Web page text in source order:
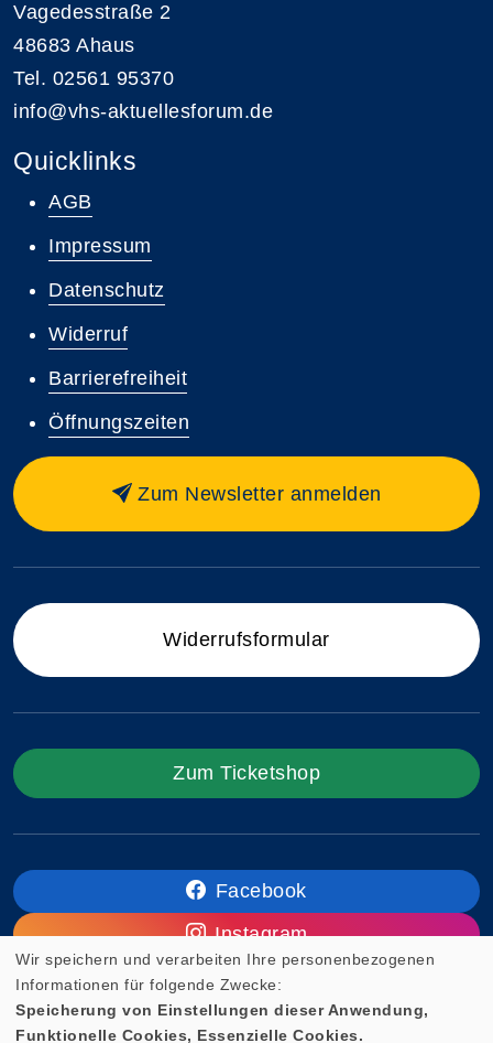
Vagedesstraße 2
48683 Ahaus
Tel. 02561 95370
info@vhs-aktuellesforum.de
Quicklinks
AGB
Impressum
Datenschutz
Widerruf
Barrierefreiheit
Öffnungszeiten
Zum Newsletter anmelden
Widerrufsformular
Zum Ticketshop
Facebook
Instagram
Wir speichern und verarbeiten Ihre personenbezogenen
Informationen für folgende Zwecke:
Speicherung von Einstellungen dieser Anwendung,
Funktionelle Cookies, Essenzielle Cookies.